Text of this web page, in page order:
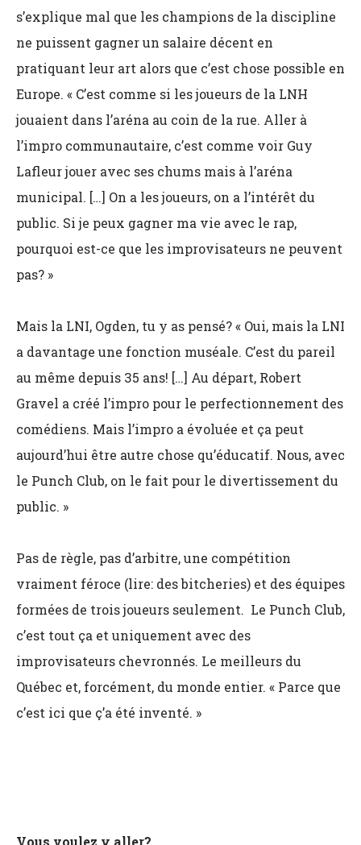
s’explique mal que les champions de la discipline
ne puissent gagner un salaire décent en
pratiquant leur art alors que c’est chose possible en
Europe. « C’est comme si les joueurs de la LNH
jouaient dans l’aréna au coin de la rue. Aller à
l’impro communautaire, c’est comme voir Guy
Lafleur jouer avec ses chums mais à l’aréna
municipal. […] On a les joueurs, on a l’intérêt du
public. Si je peux gagner ma vie avec le rap,
pourquoi est-ce que les improvisateurs ne peuvent
pas? »
Mais la LNI, Ogden, tu y as pensé? « Oui, mais la LNI
a davantage une fonction muséale. C’est du pareil
au même depuis 35 ans! […] Au départ, Robert
Gravel a créé l’impro pour le perfectionnement des
comédiens. Mais l’impro a évoluée et ça peut
aujourd’hui être autre chose qu’éducatif. Nous, avec
le Punch Club, on le fait pour le divertissement du
public. »
Pas de règle, pas d’arbitre, une compétition
vraiment féroce (lire: des bitcheries) et des équipes
formées de trois joueurs seulement. Le Punch Club,
c’est tout ça et uniquement avec des
improvisateurs chevronnés. Le meilleurs du
Québec et, forcément, du monde entier. « Parce que
c’est ici que ç’a été inventé. »
Vous voulez y aller?